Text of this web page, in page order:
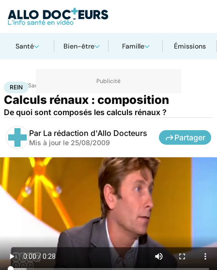
Santé Bien-être Famille Émissions
AccueilSanté
REIN
Calculs rénaux : composition
De quoi sont composés les calculs rénaux ?
Par La rédaction d'Allo Docteurs
Mis à jour le 25/08/2009
Partager